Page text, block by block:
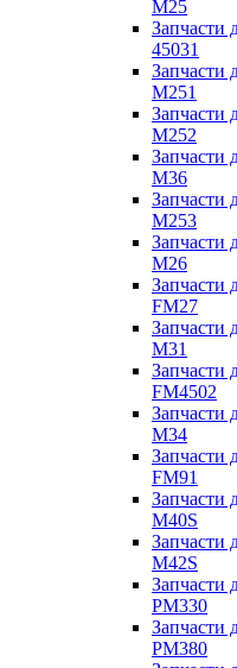
M25
Запчасти
45031
Запчасти
M251
Запчасти
M252
Запчасти
M36
Запчасти
M253
Запчасти
M26
Запчасти
FM27
Запчасти
M31
Запчасти
FM4502
Запчасти
M34
Запчасти
FM91
Запчасти
M40S
Запчасти
M42S
Запчасти
PM330
Запчасти
PM380